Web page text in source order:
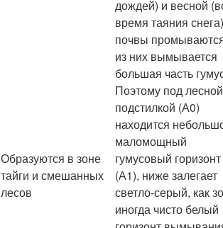
Образуются в зоне
тайги и смешанных
лесов
дождей) и весной
время таяния снега)
почвы
из них вымывается
большая часть
Поэтому под лесной
подстилкой (А0)
находится
маломощный
гумусовый горизонт
(А1), ниже залегает
светло-серый, как
иногда чисто белый